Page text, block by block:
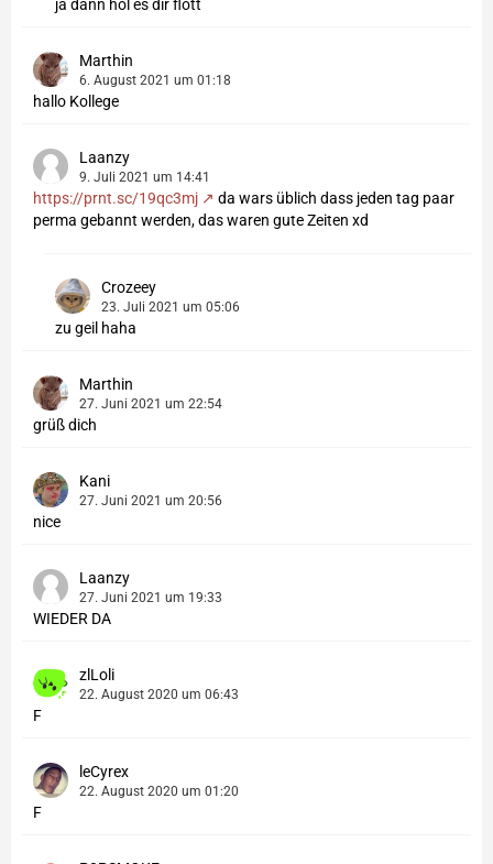
ja dann hol es dir flott
Marthin
6. August 2021 um 01:18
hallo Kollege
Laanzy
9. Juli 2021 um 14:41
https://prnt.sc/19qc3mj
da wars üblich dass jeden tag paar
perma gebannt werden, das waren gute Zeiten xd
Crozeey
23. Juli 2021 um 05:06
zu geil haha
Marthin
27. Juni 2021 um 22:54
grüß dich
Kani
27. Juni 2021 um 20:56
nice
Laanzy
27. Juni 2021 um 19:33
WIEDER DA
zlLoli
22. August 2020 um 06:43
F
leCyrex
22. August 2020 um 01:20
F